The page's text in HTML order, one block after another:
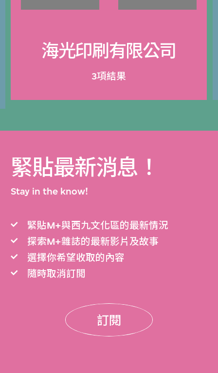
海光印刷有限公司
3項結果
緊貼最新消息！
Stay in the know!
緊貼M+與西九文化區的最新情況
探索M+雜誌的最新影片及故事
選擇你希望收取的內容
隨時取消訂閲
訂閱